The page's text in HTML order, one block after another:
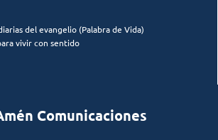
del evangelio (Palabra de Vida)
vivir con sentido
Comunicaciones